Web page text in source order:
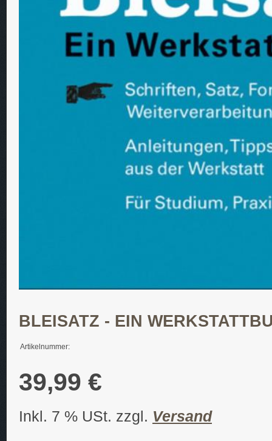
BLEISATZ - EIN
Artikelnummer:
39,99 €
Inkl. 7 % USt. zzgl. Versand